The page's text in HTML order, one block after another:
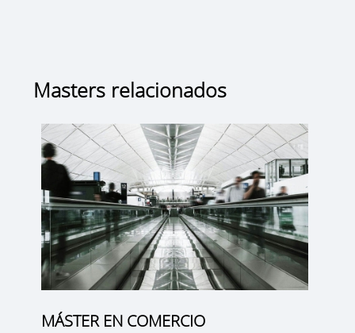
Masters relacionados
MÁSTER EN COMERCIO